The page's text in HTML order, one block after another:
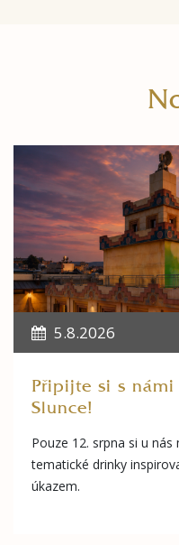
5.8.2026
Připijte si s
Slunce!
Pouze 12. srpna si u
tematické drinky
úkazem.